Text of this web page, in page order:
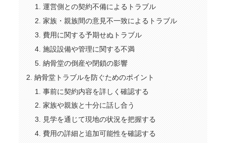
運営側との契約不備によるトラブル
家族・親族間の意見不一致によるトラブル
費用に関する予期せぬトラブル
施設設備や管理に関する不満
納骨堂の倒産や閉鎖の影響
納骨堂トラブルを防ぐためのポイント
事前に契約内容を詳しく確認する
家族や親族と十分に話し合う
見学を通じて現地の状況を把握する
費用の詳細と追加可能性を確認する